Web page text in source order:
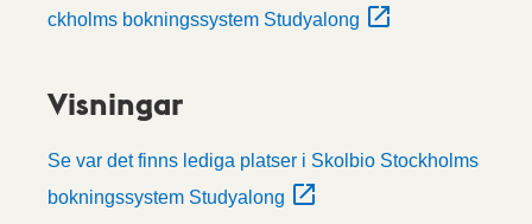
ckholms bokningssystem Studyalong
Visningar
Se var det finns lediga platser i Skolbio Stockholms
bokningssystem Studyalong